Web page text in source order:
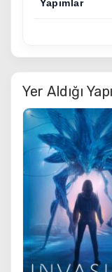
Yapımlar
Yer Aldığı